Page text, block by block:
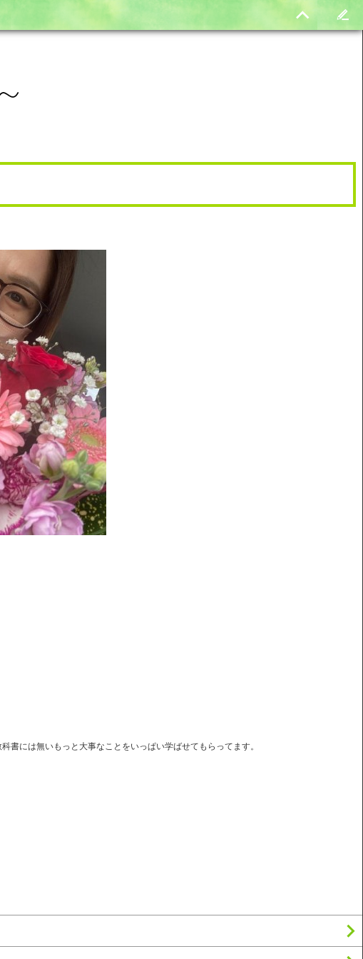
には無いもっと大事なことをいっぱい学ばせてもらってます。